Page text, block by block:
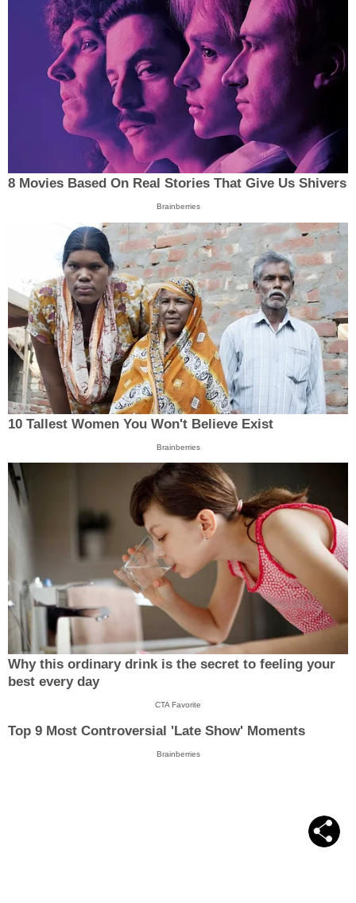
8 Movies Based On Real Stories That Give Us Shivers
Brainberries
10 Tallest Women You Won't Believe Exist
Brainberries
Why this ordinary drink is the secret to feeling your
best every day
CTA Favorite
Top 9 Most Controversial 'Late Show' Moments
Brainberries